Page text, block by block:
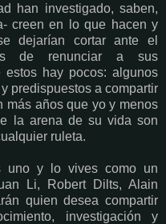
han investigado, saben,
creen en lo que hacen y
dejarían cortar ante el
de renunciar a sus
estos hay pocos: algunos
predispuestos a compartir
más años que yo y menos
la arena de su vida son
ruleta.
uno y lo vives como un
Li, Robert Dilts, Alain
quien desea compartir
investigación y